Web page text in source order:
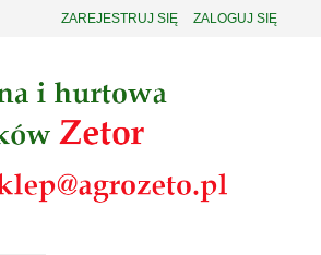
ZAREJESTRUJ SIĘ ZALOGUJ SIĘ